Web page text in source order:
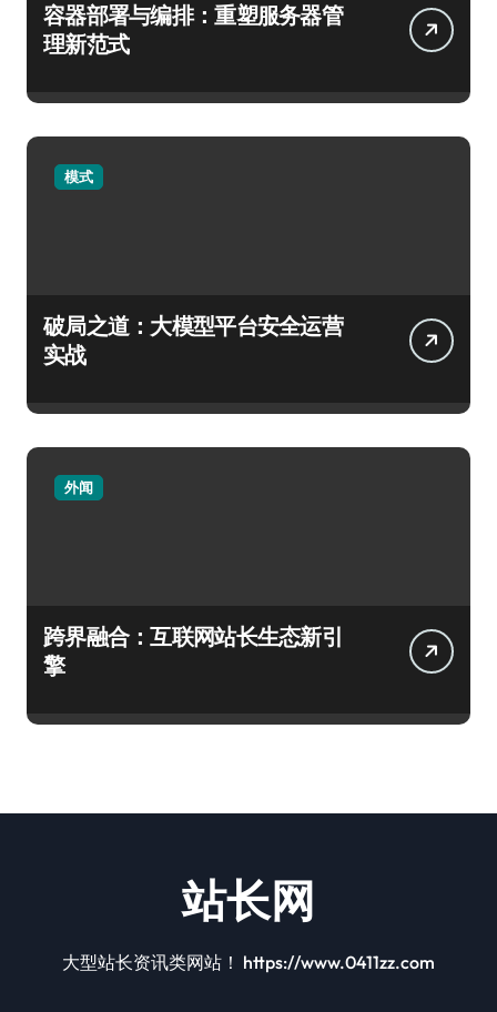
容器部署与编排：重塑服务器管
理新范式
模式
破局之道：大模型平台安全运营
实战
外闻
跨界融合：互联网站长生态新引
擎
站长网
大型站长资讯类网站！ https://www.0411zz.com